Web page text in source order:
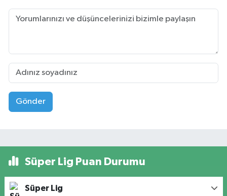
Gönder
Süper Lig Puan Durumu
Süper Lig